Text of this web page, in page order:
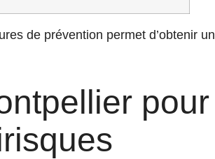
de prévention permet d’obtenir un
pour